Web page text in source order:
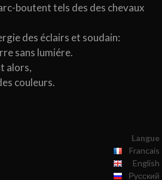
boutent tels des des chevaux
des éclairs et soudain:
sans lumiére.
alors,
couleurs.
Langue
Francais
English
Русский